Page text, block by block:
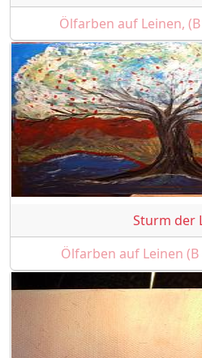
Ölfarben auf Leinen, (B
Sturm der
Ölfarben auf Leinen (B